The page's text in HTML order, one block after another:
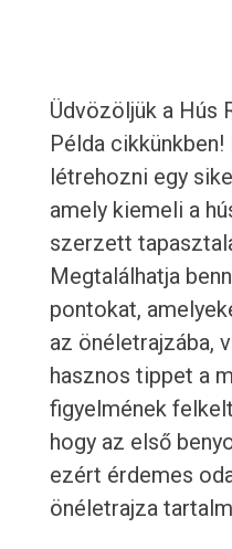
Üdvözöljük a Hús
Példa
létrehozni egy
amely kiemeli a
szerzett
Megtalálhatja
pontokat,
az önéletrajzába,
hasznos tippet a
figyelmének
hogy az első
ezért érdemes
önéletrajza